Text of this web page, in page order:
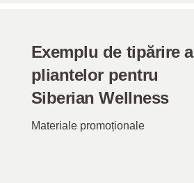
Exemplu de tipărire a
pliantelor pentru
Siberian Wellness
Materiale promoționale